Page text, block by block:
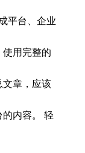
平台、企业
使用完整的
文章，应该
内容。 轻